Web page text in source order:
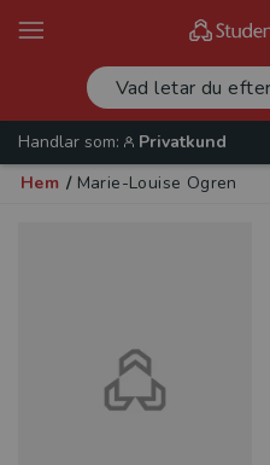
Handlar som:
Privatkund
Hem / Marie-Louise Ögren